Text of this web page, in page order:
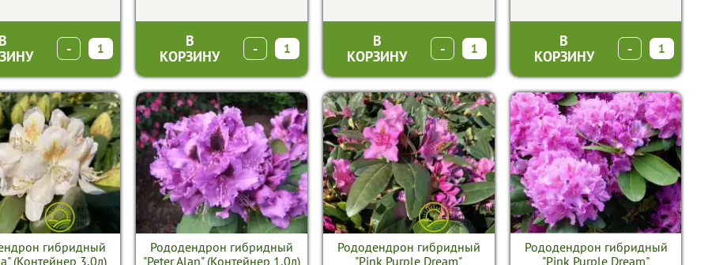
В
-
В
КОРЗИНУ
-
В
КОРЗИНУ
-
В
КОРЗИНУ
-
гибридный
(Контейнер 3,0л)
Рододендрон гибридный
"Peter Alan" (Контейнер 1,0л)
Рододендрон гибридный
"Pink Purple Dream"
Рододендрон гибридный
"Pink Purple Dream"